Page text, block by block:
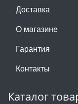
Доставка
О магазине
Гарантия
Контакты
Каталог